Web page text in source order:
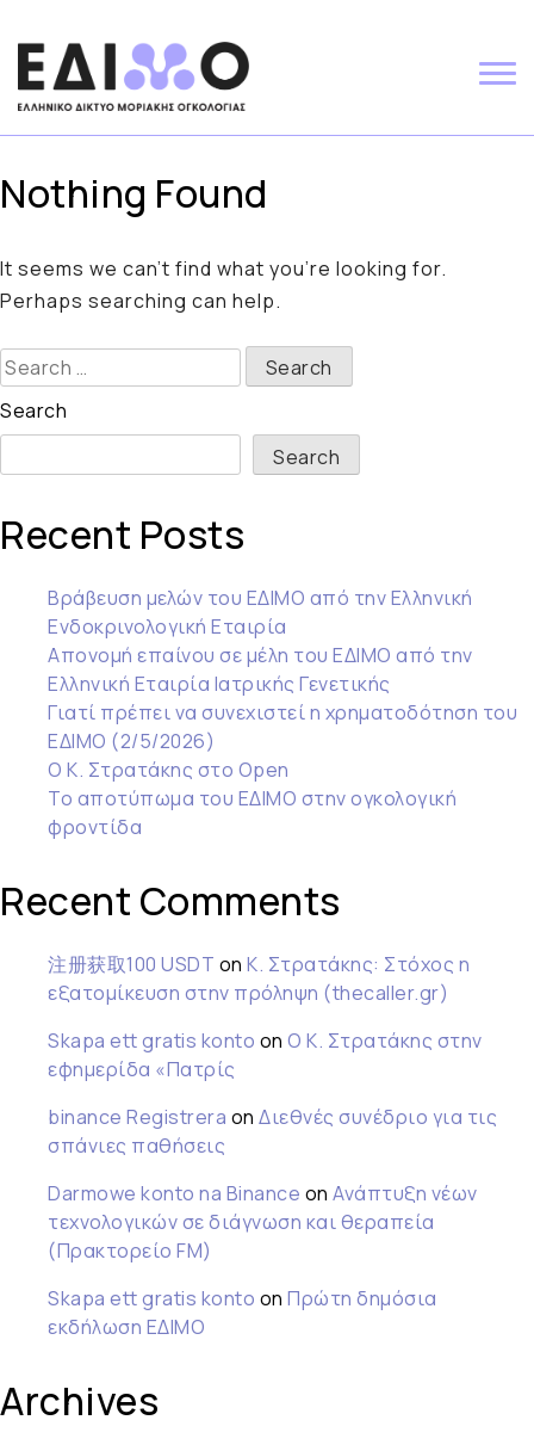
to
content
Nothing Found
It seems we can’t find what you’re looking for.
Perhaps searching can help.
Search
for:
Search
Search
Recent Posts
Βράβευση μελών του ΕΔΙΜΟ από την Ελληνική
Ενδοκρινολογική Εταιρία
Απονομή επαίνου σε μέλη του ΕΔΙΜΟ από την
Ελληνική Εταιρία Ιατρικής Γενετικής
Γιατί πρέπει να συνεχιστεί η χρηματοδότηση του
ΕΔΙΜΟ (2/5/2026)
Ο Κ. Στρατάκης στο Open
Το αποτύπωμα του ΕΔΙΜΟ στην ογκολογική
φροντίδα
Recent Comments
注册获取100 USDT on Κ. Στρατάκης: Στόχος η
εξατομίκευση στην πρόληψη (thecaller.gr)
Skapa ett gratis konto on Ο Κ. Στρατάκης στην
εφημερίδα «Πατρίς
binance Registrera on Διεθνές συνέδριο για τις
σπάνιες παθήσεις
Darmowe konto na Binance on Ανάπτυξη νέων
τεχνολογικών σε διάγνωση και θεραπεία
(Πρακτορείο FM)
Skapa ett gratis konto on Πρώτη δημόσια
εκδήλωση ΕΔΙΜΟ
Archives